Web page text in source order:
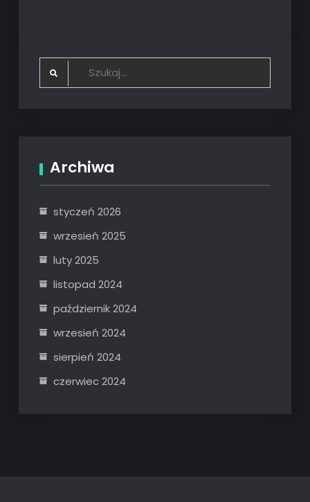
Search
Archiwa
styczeń 2026
wrzesień 2025
luty 2025
listopad 2024
październik 2024
wrzesień 2024
sierpień 2024
czerwiec 2024